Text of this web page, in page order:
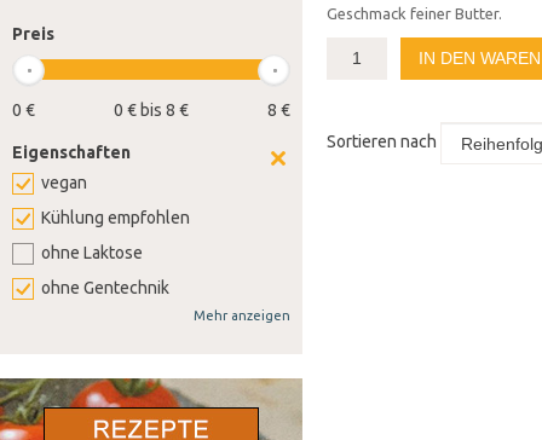
Geschmack feiner Butter.
IN DEN
Sortieren nach
Preis
0 € 8 €
0 € bis 8 €
Eigenschaften
vegan
Kühlung empfohlen
ohne Laktose
ohne Gentechnik
ohne Senf
ohne Sellerie
Mehr anzeigen